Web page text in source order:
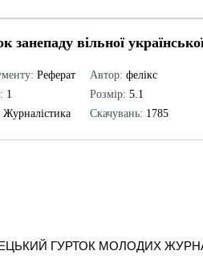
занепаду вільної
Реферат
1
Журналістика
Автор: фелікс
Розмір: 5.1
Скачувань: 1785
ГУРТОК МОЛОДИХ